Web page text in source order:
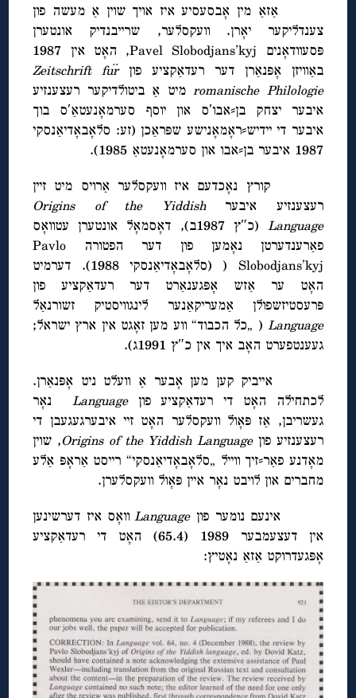
אַזאַ מין אָבסעסיע איז אויך שוין אַ מעשה פון
צענדליקער יאָרן. וועקסלער, שרייבנדיק אונטערן
פּסעוודאָנים Pavel Slobodjans’kyj, האָט אין 1987
באַוויזן אָפּנאַרן דער רעדאַקציע פוןZeitschrift für
romanische Philologieמיט אַ ביטולדיקער רעצענזיע
איבער יצחק בן⸗אבו′ס און יוסף סערמאָנעטאַ′ס בוך
איבער די יידיש⸗ראָמאָנישע שפּראַכן (זע: סלאָבאָדיאַנסקי
1987 איבער בן⸗אבו און סערמאָנעטאַ 1985).
קורץ נאָכדעם איז וועקסלער אַרויס מיט זיין
רעצענזיע איבערOrigins of the Yiddish
Language
(כ″ץ 1987ב), דאָסמאָל אונטערן עטוואָס
פאַרענדערטן נאָמען פון דער הפטורה Pavlo
Slobodjans’kyj ( (סלאָבאָדיאַנסקי 1988). דערמיט
האָט ער אַזש אָפּגענאַרט דער רעדאַקציע פון
פּרעסטיזשפולן אַמעריקאַנער לינגוויסטיק זשורנאַל
Language ( „כל הכבוד“ ווע מען זאָגט אין ארץ ישראל;
געענטפערט האָב איך אין כ″ץ 1991ג).
אייביק קען מען אָבער אַ וועלט ניט אָפּנאַרן.
לכתחילה האָט די רעדאַקציע פוןLanguage
נאָר
געשריבן, אַז פּאָול וועקסלער האָט זיי איבערגעגעבן די
רעצענזיע פון
Origins of the Yiddish Language
, שוין
מאָדנע פאַר⸗זיך ווייל „סלאָבאָדיאַנסקי“ רייסט אַראָפּ אַלע
מחברים און לויבט נאָר איין פּאָול וועקסלערן.
אינעם נומער פוןLanguageוואָס איז דערשינען
אין דעצעמבער 1989 (65.4) האָט די רעדאַקציע
אָפּגעדרוקט אַזאַ נאָטיץ: